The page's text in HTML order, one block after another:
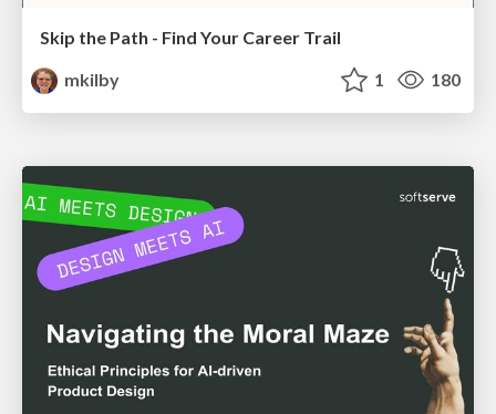
Skip the Path - Find Your Career Trail
mkilby
1 180